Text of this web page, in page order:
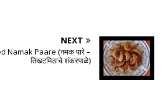
NEXT
Namak Paare (नमक पारे –
तिखटमिठाचे शंकरपाळे)